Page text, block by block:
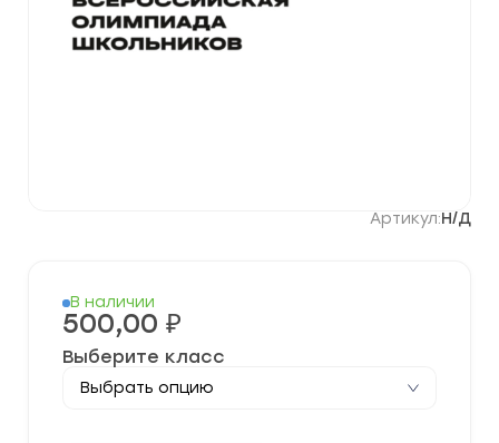
Артикул:Н/Д
В наличии
500,00 ₽
Выберите класс